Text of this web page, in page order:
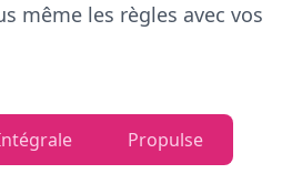
même les règles avec vos
Propulse